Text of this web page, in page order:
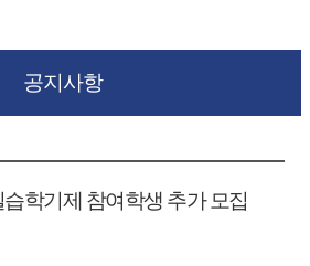
공지사항
습학기제 참여학생 추가 모집